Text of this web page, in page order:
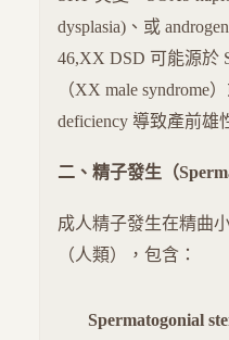
dysplasia)、或
46,XX DSD 可能源於
（XX male syndrome
deficiency 導致產前雄
二、精子發生（
成人精子發生在精曲
（人類），包含：
Spermatogonial